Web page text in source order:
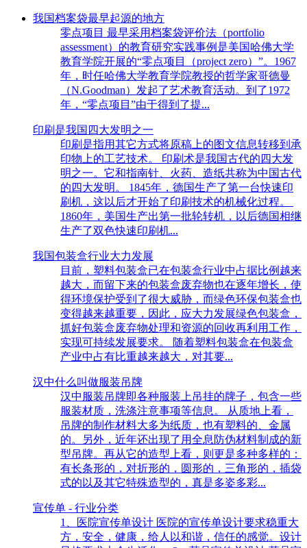
我国档案袋最早起源的地方
零点项目 最早采用档案袋评价法（portfolio
assessment）的教育研究实践事例是美国哈佛大学
教育学院开展的“零点项目（project zero）”。1967
年，时任哈佛大学教育学院教授的哲学家哥德曼
（N.Goodman）发起了艺术教育活动。到了1972
年，“零点项目”由于得到了提...
印刷是我国四大发明之一
印刷是指用其它方式将原稿上的图文信息转移到承
印物上的工艺技术。 印刷术是我国古代的四大发
明之一。它和指南针、火药、造纸共称为中国古代
的四大发明。 1845年，德国生产了第一台快速印
刷机，这以后才开始了印刷技术的机械化过程。
1860年，美国生产出第一批轮转机，以后德国相继
生产了双色快速印刷机...
我国包装盒行业大力发展
目前，塑料包装盒已在包装盒行业中占据比例越来
越大，而留下来的包装盒废弃物也在逐年增长，使
得环境保护受到了很大威胁，而绿色环保包装盒也
变得越来越重要，因此，应大力发展绿色包装盒，
抓好包装盒废弃物处理和资源的回收再利用工作，
实现可持续发展要求。 随着塑料包装盒在包装盒
产业中占有比重越来越大，对其要...
汉中什么叫做服装吊牌
汉中服装吊牌即各种服装上吊挂的牌子，包含一些
服装材质，洗涤注意事项等信息。 从质地上看，
吊牌的制作材料大多为纸质，也有塑料的、金属
的。另外，近年还出现了用全息防伪材料制成的新
型吊牌。再从它的造型上看，则更是多种多样的：
有长条形的，对折形的，圆形的，三角形的，插袋
式的以及其它特殊造型的，真是多姿多彩...
宣传单 - 行业分类
1、医院宣传单设计 医院的宣传单设计要求稳重大
方，安全，健康，给人以和谐，信任的感觉。设计